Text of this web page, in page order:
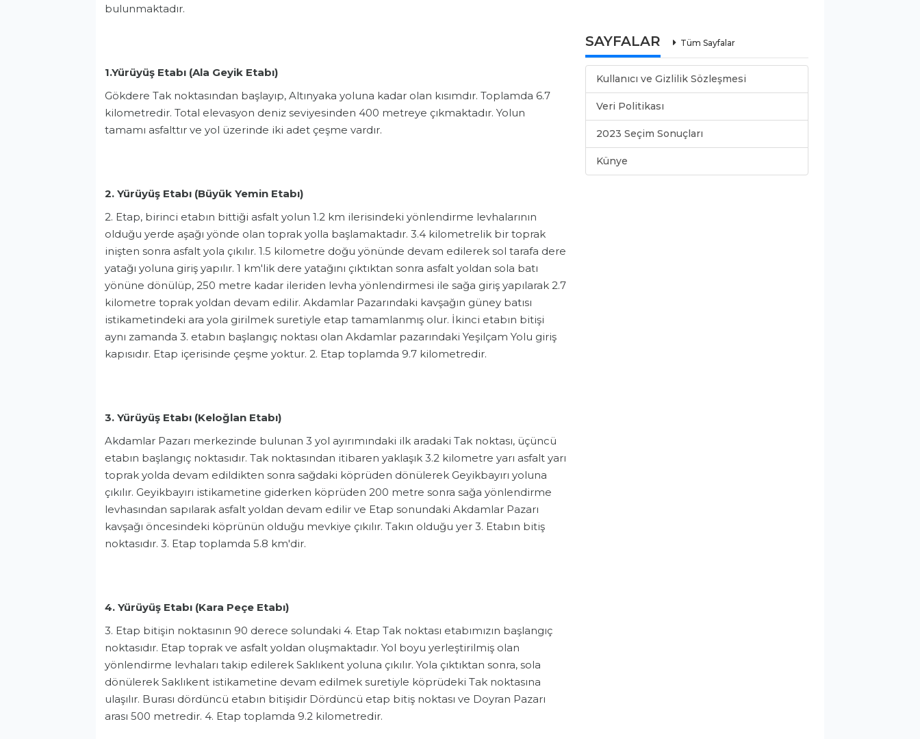
bulunmaktadır.
1.Yürüyüş Etabı (Ala Geyik Etabı)
Gökdere Tak noktasından başlayıp, Altınyaka yoluna kadar olan kısımdır. Toplamda 6.7
kilometredir. Total elevasyon deniz seviyesinden 400 metreye çıkmaktadır. Yolun
tamamı asfalttır ve yol üzerinde iki adet çeşme vardır.
2. Yürüyüş Etabı (Büyük Yemin Etabı)
2. Etap, birinci etabın bittiği asfalt yolun 1.2 km ilerisindeki yönlendirme levhalarının
olduğu yerde aşağı yönde olan toprak yolla başlamaktadır. 3.4 kilometrelik bir toprak
inişten sonra asfalt yola çıkılır. 1.5 kilometre doğu yönünde devam edilerek sol tarafa dere
yatağı yoluna giriş yapılır. 1 km'lik dere yatağını çıktıktan sonra asfalt yoldan sola batı
yönüne dönülüp, 250 metre kadar ileriden levha yönlendirmesi ile sağa giriş yapılarak 2.7
kilometre toprak yoldan devam edilir. Akdamlar Pazarındaki kavşağın güney batısı
istikametindeki ara yola girilmek suretiyle etap tamamlanmış olur. İkinci etabın bitişi
aynı zamanda 3. etabın başlangıç noktası olan Akdamlar pazarındaki Yeşilçam Yolu giriş
kapısıdır. Etap içerisinde çeşme yoktur. 2. Etap toplamda 9.7 kilometredir.
3. Yürüyüş Etabı (Keloğlan Etabı)
Akdamlar Pazarı merkezinde bulunan 3 yol ayırımındaki ilk aradaki Tak noktası, üçüncü
etabın başlangıç noktasıdır. Tak noktasından itibaren yaklaşık 3.2 kilometre yarı asfalt yarı
toprak yolda devam edildikten sonra sağdaki köprüden dönülerek Geyikbayırı yoluna
çıkılır. Geyikbayırı istikametine giderken köprüden 200 metre sonra sağa yönlendirme
levhasından sapılarak asfalt yoldan devam edilir ve Etap sonundaki Akdamlar Pazarı
kavşağı öncesindeki köprünün olduğu mevkiye çıkılır. Takın olduğu yer 3. Etabın bitiş
noktasıdır. 3. Etap toplamda 5.8 km'dir.
4. Yürüyüş Etabı (Kara Peçe Etabı)
3. Etap bitişin noktasının 90 derece solundaki 4. Etap Tak noktası etabımızın başlangıç
noktasıdır. Etap toprak ve asfalt yoldan oluşmaktadır. Yol boyu yerleştirilmiş olan
yönlendirme levhaları takip edilerek Saklıkent yoluna çıkılır. Yola çıktıktan sonra, sola
dönülerek Saklıkent istikametine devam edilmek suretiyle köprüdeki Tak noktasına
ulaşılır. Burası dördüncü etabın bitişidir Dördüncü etap bitiş noktası ve Doyran Pazarı
arası 500 metredir. 4. Etap toplamda 9.2 kilometredir.
SAYFALAR Tüm Sayfalar
Kullanıcı ve Gizlilik Sözleşmesi
Veri Politikası
2023 Seçim Sonuçları
Künye